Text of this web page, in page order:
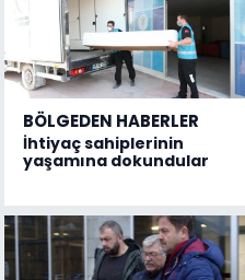
BÖLGEDEN HABERLER
İhtiyaç sahiplerinin
yaşamına dokundular